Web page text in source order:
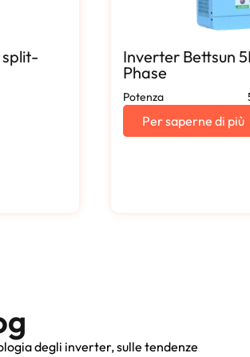
split-
Inverter Bettsun
Phase
Potenza
Per saperne di più
degli inverter, sulle tendenze